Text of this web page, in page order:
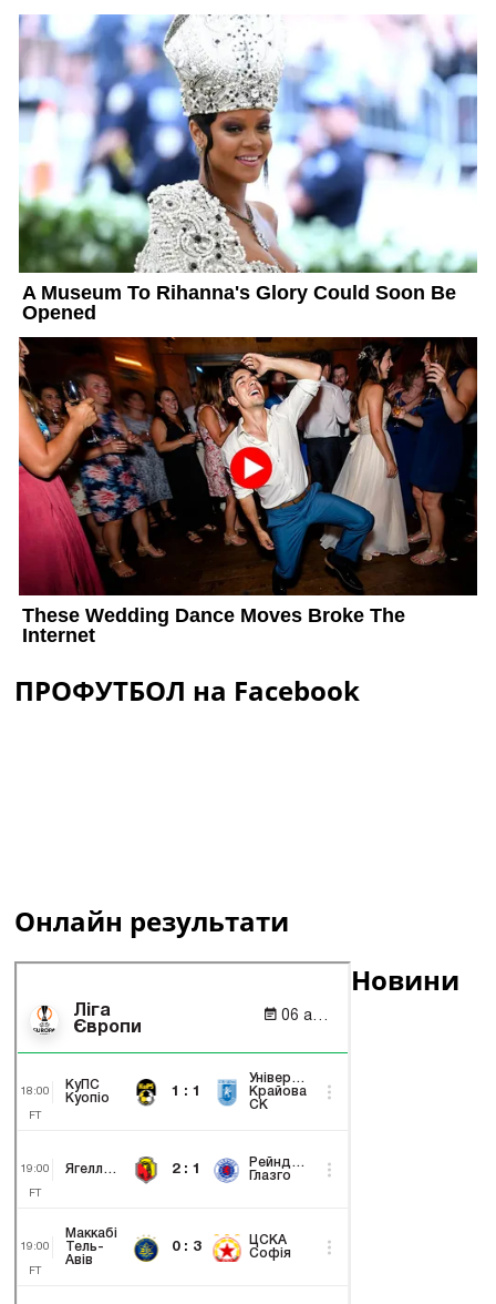
ПРОФУТБОЛ на Facebook
Онлайн результати
Новини